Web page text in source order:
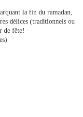
la fin du ramadan,
délices (traditionnels ou
de fête!